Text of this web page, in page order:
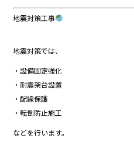
地震対策工事
地震対策では、
・設備固定強化
・耐震架台設置
・配線保護
・転倒防止施工
などを行います。